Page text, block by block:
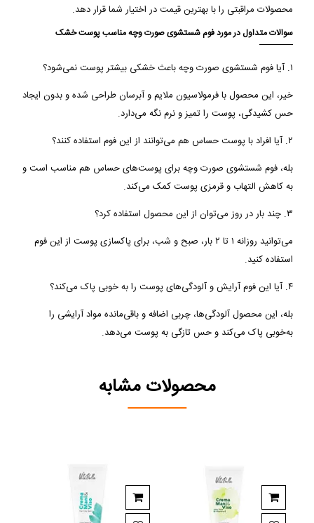
محصولات مراقبتی را با بهترین قیمت در اختیار شما قرار دهد.
سوالات متداول در مورد فوم شستشوی صورت وچه مناسب پوست خشک
۱. آیا فوم شستشوی صورت وچه باعث خشکی بیشتر پوست نمی‌شود؟
خیر، این محصول با فرمولاسیون ملایم و آبرسان طراحی شده و بدون ایجاد
حس کشیدگی، پوست را تمیز و نرم نگه می‌دارد.
۲. آیا افراد با پوست حساس هم می‌توانند از این فوم استفاده کنند؟
بله، فوم شستشوی صورت وچه برای پوست‌های حساس هم مناسب است و
به کاهش التهاب و قرمزی پوست کمک می‌کند.
۳. چند بار در روز می‌توان از این محصول استفاده کرد؟
می‌توانید روزانه ۱ تا ۲ بار، صبح و شب، برای پاکسازی پوست از این فوم
استفاده کنید.
۴. آیا این فوم آرایش و آلودگی‌های پوست را به خوبی پاک می‌کند؟
بله، این محصول آلودگی‌ها، چربی اضافه و باقی‌مانده مواد آرایشی را
به‌خوبی پاک می‌کند و حس تازگی به پوست می‌دهد.
محصولات مشابه